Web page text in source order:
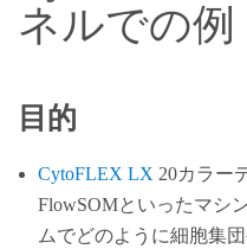
ネルでの例
目的
CytoFLEX LX 20カラー
FlowSOMといったマシ
ムでどのように細胞集